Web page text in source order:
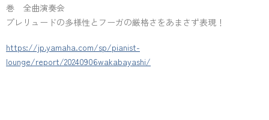
Discography
Gallery
巻 全曲演奏会
プレリュードの多様性とフーガの厳格さをあまさず表現！
https://jp.yamaha.com/sp/pianist-
lounge/report/20240906wakabayashi/